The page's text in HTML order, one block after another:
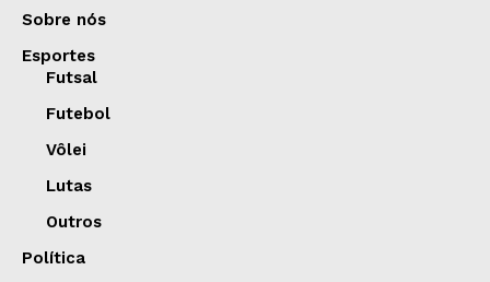
Sobre nós
Esportes
Futsal
Futebol
Vôlei
Lutas
Outros
Política